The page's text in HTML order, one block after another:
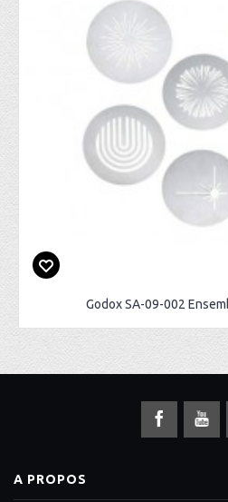
Godox SA-09-002
A PROPOS